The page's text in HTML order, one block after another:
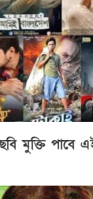
মুক্তি পাবে